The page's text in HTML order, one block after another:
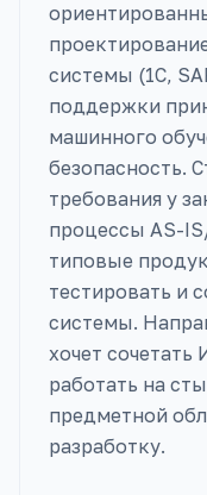
системы (1С,
поддержки
машинного
безопасность.
требования у
процессы AS-
типовые
тестировать и
системы.
хочет
работать на
предметной
разработку.